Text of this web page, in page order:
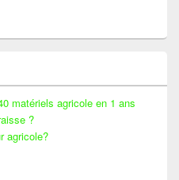
matériels agricole en 1 ans
?
agricole?